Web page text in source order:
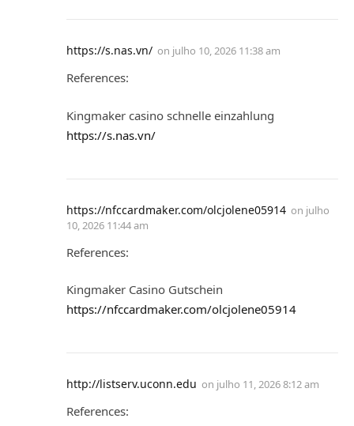
https://s.nas.vn/ on julho 10, 2026 11:38 am
References:
Kingmaker casino schnelle einzahlung
https://s.nas.vn/
https://nfccardmaker.com/olcjolene05914 on julho
10, 2026 11:44 am
References:
Kingmaker Casino Gutschein
https://nfccardmaker.com/olcjolene05914
http://listserv.uconn.edu on julho 11, 2026 8:12 am
References: